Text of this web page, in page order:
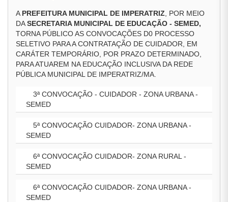
A PREFEITURA MUNICIPAL DE IMPERATRIZ , POR MEIO
DASECRETARIA MUNICIPAL DE EDUCAÇÃO - SEMED,
TORNA PÚBLICO AS CONVOCAÇÕES D0 PROCESSO
SELETIVO PARA A CONTRATAÇÃO DE CUIDADOR, EM
CARÁTER TEMPORÁRIO, POR PRAZO DETERMINADO,
PARA ATUAREM NA EDUCAÇÃO INCLUSIVA DA REDE
PÚBLICA MUNICIPAL DE IMPERATRIZ/MA.
3ª CONVOCAÇÃO - CUIDADOR - ZONA URBANA -
SEMED
5ª CONVOCAÇÃO CUIDADOR- ZONA URBANA -
SEMED
6ª CONVOCAÇÃO CUIDADOR- ZONA RURAL -
SEMED
6ª CONVOCAÇÃO CUIDADOR- ZONA URBANA -
SEMED